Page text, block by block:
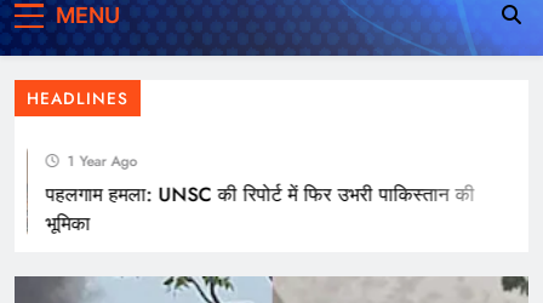
MENU
HEADLINES
1 Year Ago
पहलगाम हमला: UNSC की रिपोर्ट में फिर उभरी पाकिस्तान की
भूमिका
महाकुंभ का समापन, 65 करोड़ श्रद्धालुओं ने लगाई आस्था की
डुबकी